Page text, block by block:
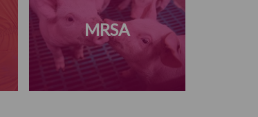
MRSA